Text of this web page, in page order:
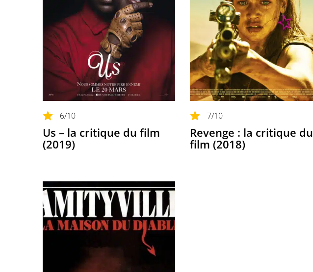
6/10
Us – la critique du film
(2019)
7/10
Revenge : la critique du
film (2018)